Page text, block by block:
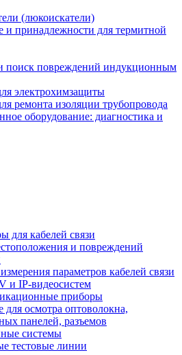
(люкоискатели)
и принадлежности для термитной
поиск повреждений индукционным
электрохимзащиты
ремонта изоляции трубопровода
оборудование: диагностика и
для кабелей связи
и повреждений
параметров кабелей связи
и IP-видеосистем
приборы
для осмотра оптоволокна,
панелей, разъемов
системы
тестовые линии